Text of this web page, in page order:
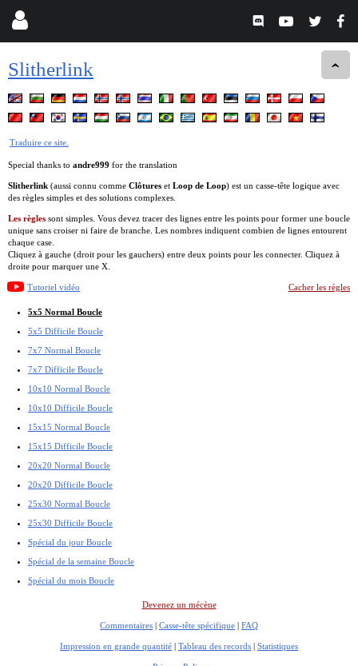
Slitherlink
Traduire ce site.
Special thanks to andre999 for the translation
Slitherlink (aussi connu comme Clôtures et Loop de Loop) est un casse-tête logique avec
des règles simples et des solutions complexes.
Les règles sont simples. Vous devez tracer des lignes entre les points pour former une boucle
unique sans croiser ni faire de branche. Les nombres indiquent combien de lignes entourent
chaque case.
Cliquez à gauche (droit pour les gauchers) entre deux points pour les connecter. Cliquez à
droite pour marquer une X.
Tutoriel vidéo Cacher les règles
5x5 Normal Boucle
5x5 Difficile Boucle
7x7 Normal Boucle
7x7 Difficile Boucle
10x10 Normal Boucle
10x10 Difficile Boucle
15x15 Normal Boucle
15x15 Difficile Boucle
20x20 Normal Boucle
20x20 Difficile Boucle
25x30 Normal Boucle
25x30 Difficile Boucle
Spécial du jour Boucle
Spécial de la semaine Boucle
Spécial du mois Boucle
Devenez un mécène
Commentaires | Casse-tête spécifique | FAQ
Impression en grande quantité | Tableau des records | Statistiques